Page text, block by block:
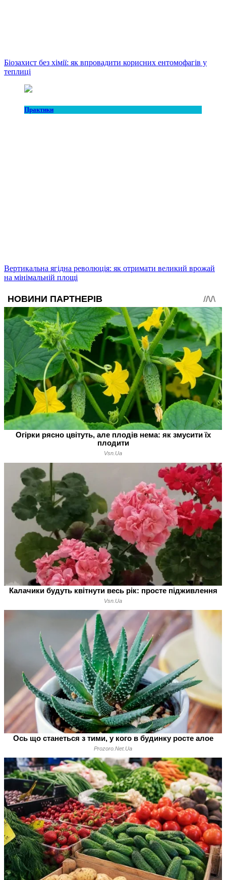
Біозахист без хімії: як впровадити корисних ентомофагів у
теплиці
Практики
Вертикальна ягідна революція: як отримати великий врожай
на мінімальній площі